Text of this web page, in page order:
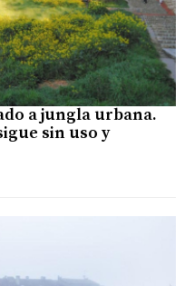
a jungla urbana.
sin uso y